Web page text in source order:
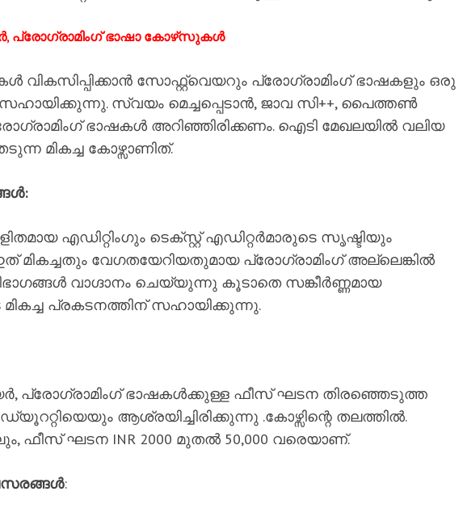
പ്രോഗ്രാമിംഗ് ഭാഷാ കോഴ്‌സുകൾ
വികസിപ്പിക്കാൻ സോഫ്റ്റ്‌വെയറും പ്രോഗ്രാമിംഗ് ഭാഷകളും ഒരു
സ്വയം മെച്ചപ്പെടാൻ, ജാവ സി++, പൈത്തൺ
ഭാഷകൾ അറിഞ്ഞിരിക്കണം. ഐടി മേഖലയിൽ വലിയ
മികച്ച കോഴ്സാണിത്.
എഡിറ്റിംഗും ടെക്സ്റ്റ് എഡിറ്റർമാരുടെ സൃഷ്ടിയും
വേഗതയേറിയതുമായ പ്രോഗ്രാമിംഗ് അല്ലെങ്കിൽ
വാഗ്ദാനം ചെയ്യുന്നു കൂടാതെ സങ്കീർണ്ണമായ
മികച്ച പ്രകടനത്തിന് സഹായിക്കുന്നു.
പ്രോഗ്രാമിംഗ് ഭാഷകൾക്കുള്ള ഫീസ് ഘടന തിരഞ്ഞെടുത്ത
ആശ്രയിച്ചിരിക്കുന്നു .കോഴ്സിന്റെ തലത്തിൽ.
ഫീസ് ഘടന INR 2000 മുതൽ 50,000 വരെയാണ്.
: